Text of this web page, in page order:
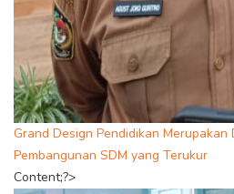
Grand Design Pendidikan Merupakan
Pembangunan SDM yang Terukur
Content;?>